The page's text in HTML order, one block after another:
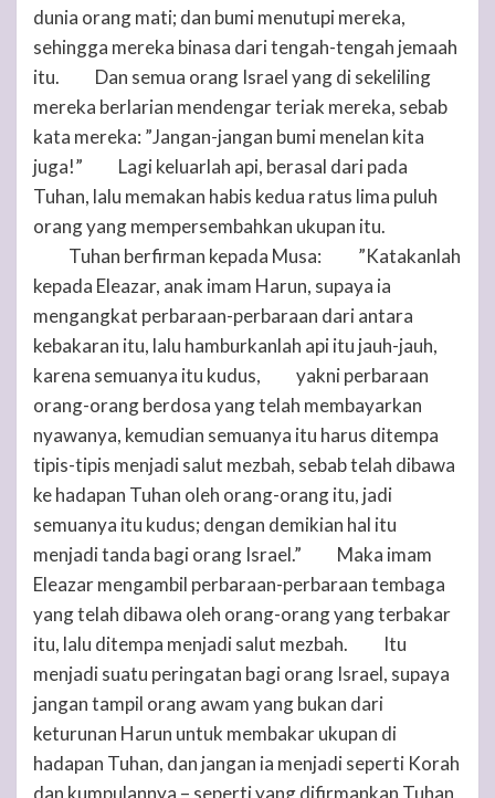
dunia orang mati; dan bumi menutupi mereka,
sehingga mereka binasa dari tengah-tengah jemaah
itu.
Dan semua orang Israel yang di sekeliling
mereka berlarian mendengar teriak mereka, sebab
kata mereka: ”Jangan-jangan bumi menelan kita
juga!”
Lagi keluarlah api, berasal dari pada
Tuhan, lalu memakan habis kedua ratus lima puluh
orang yang mempersembahkan ukupan itu.
Tuhan berfirman kepada Musa:
”Katakanlah
kepada Eleazar, anak imam Harun, supaya ia
mengangkat perbaraan-perbaraan dari antara
kebakaran itu, lalu hamburkanlah api itu jauh-jauh,
karena semuanya itu kudus,
yakni perbaraan
orang-orang berdosa yang telah membayarkan
nyawanya, kemudian semuanya itu harus ditempa
tipis-tipis menjadi salut mezbah, sebab telah dibawa
ke hadapan Tuhan oleh orang-orang itu, jadi
semuanya itu kudus; dengan demikian hal itu
menjadi tanda bagi orang Israel.”
Maka imam
Eleazar mengambil perbaraan-perbaraan tembaga
yang telah dibawa oleh orang-orang yang terbakar
itu, lalu ditempa menjadi salut mezbah.
Itu
menjadi suatu peringatan bagi orang Israel, supaya
jangan tampil orang awam yang bukan dari
keturunan Harun untuk membakar ukupan di
hadapan Tuhan, dan jangan ia menjadi seperti Korah
dan kumpulannya – seperti yang difirmankan Tuhan